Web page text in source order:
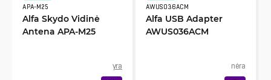
APA-M25
Alfa Skydo Vidinė
Antena APA-M25
yra
AWUS036ACM
Alfa USB Adapter
AWUS036ACM
nėra